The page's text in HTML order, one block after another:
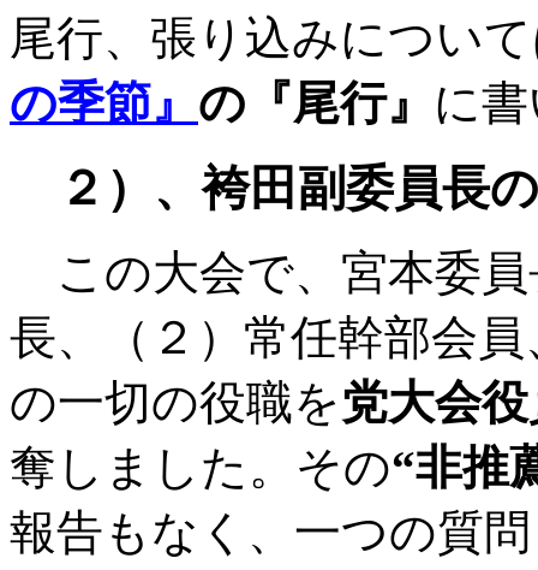
尾行、張り込みについ
の季節』 の『尾行』 に
２）、袴田副委員長
この大会で、宮本委員
長、（２）常任幹部会
の一切の役職を党大会
奪しました。その“非推
報告もなく、一つの質